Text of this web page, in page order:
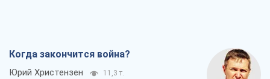
Когда закончится война?
Юрий Христензен 11,3 т.